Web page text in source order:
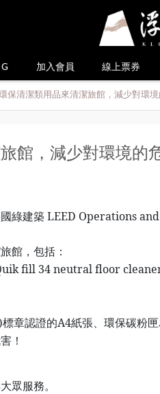
加入會員 線上票券
保清潔類用品來清潔旅館，減少對環境
館，減少對環境的
綠建築 LEED Operations
館，包括：
fill 34 neutral floor
章認證的A4紙張、環保碳粉匣
！
眾服務。